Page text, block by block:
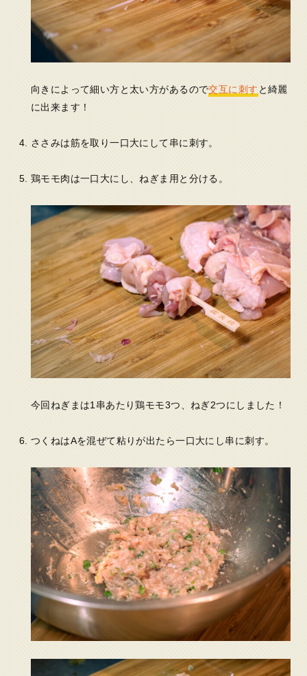
向きによって細い方と太い方があるので交互に刺す と綺麗
に出来ます！
ささみは筋を取り一口大にして串に刺す。
鶏モモ肉は一口大にし、ねぎま用と分ける。
今回ねぎまは1串あたり鶏モモ3つ、ねぎ2つにしました！
つくねはAを混ぜて粘りが出たら一口大にし串に刺す。